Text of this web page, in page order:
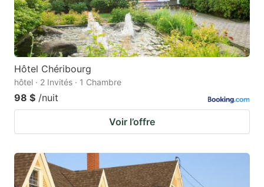
Hôtel Chéribourg
hôtel · 2 Invités · 1 Chambre
98 $ /nuit
Voir l’offre